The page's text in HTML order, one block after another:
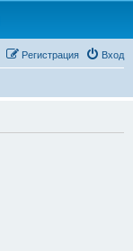
Вход
Регистрация